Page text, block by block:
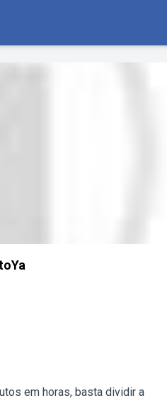
em horas, basta dividir a